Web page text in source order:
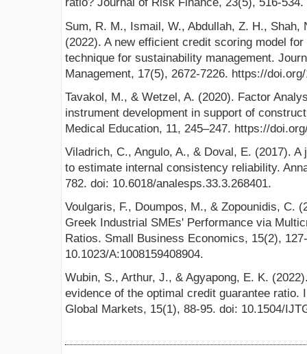
ratio? Journal of Risk Finance, 23(5), 516-
Sum, R. M., Ismail, W., Abdullah, Z. H., Shah,
(2022). A new efficient credit scoring model
technique for sustainability management.
Management, 17(5), 2672-7226. https://
Tavakol, M., & Wetzel, A. (2020). Factor
instrument development in support of
Medical Education, 11, 245–247. https://
Viladrich, C., Angulo, A., & Doval, E. (2017). A
to estimate internal consistency reliability.
782. doi: 10.6018/analesps.33.3.268401.
Voulgaris, F., Doumpos, M., & Zopounidis, C.
Greek Industrial SMEs' Performance via
Ratios. Small Business Economics, 15(2),
10.1023/A:1008159408904.
Wubin, S., Arthur, J., & Agyapong, E. K.
evidence of the optimal credit guarantee ratio.
Global Markets, 15(1), 88-95. doi: 10.1504/